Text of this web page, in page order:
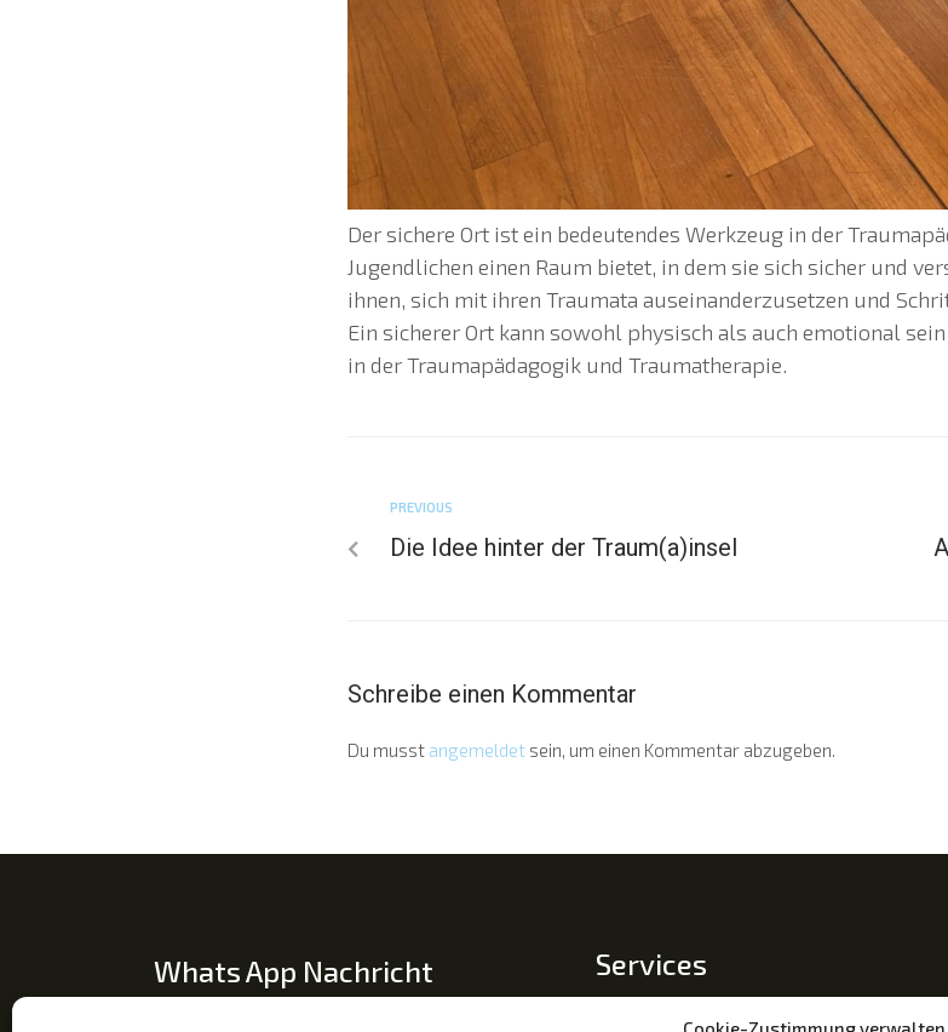
Der sichere Ort ist ein bedeutendes Werkzeug in der
Jugendlichen einen Raum bietet, in dem sie sich sicher und
ihnen, sich mit ihren Traumata auseinanderzusetzen und
Ein sicherer Ort kann sowohl physisch als auch emotional
in der Traumapädagogik und Traumatherapie.
PREVIOUS
Die Idee hinter der Traum(a)insel
Schreibe einen Kommentar
Du musst angemeldet sein, um einen Kommentar abzugeben.
Whats App Nachricht Services
Impressum